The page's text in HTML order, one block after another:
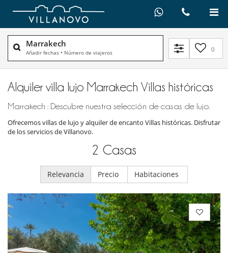
Marrakech
Añadir fechas • Número de viajeros 0
Alquiler villa lujo Marrakech Villas históricas
Marrakech : Descubre nuestra selección de casas de lujo.
Ofrecemos villas de lujo y alquiler de encanto Villas históricas. Disfrutar
de los servicios de Villanovo.
2 Casas
Relevancia Precio Habitaciones